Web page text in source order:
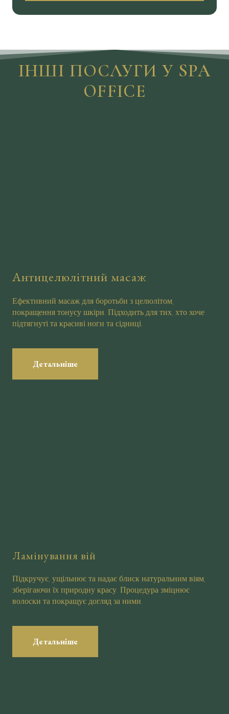
ІНШІ ПОСЛУГИ У SPA
OFFICE
Антицелюлітний масаж
Ефективний масаж для боротьби з целюлітом,
покращення тонусу шкіри. Підходить для тих, хто хоче
підтягнуті та красиві ноги та сідниці.
Детальніше
Ламінування вій
Підкручує, ущільнює та надає блиск натуральним віям,
зберігаючи їх природну красу. Процедура зміцнює
волоски та покращує догляд за ними.
Детальніше